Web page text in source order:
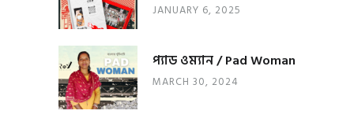
JANUARY 6, 2025
প্যাড ওম্যান / Pad Woman
MARCH 30, 2024